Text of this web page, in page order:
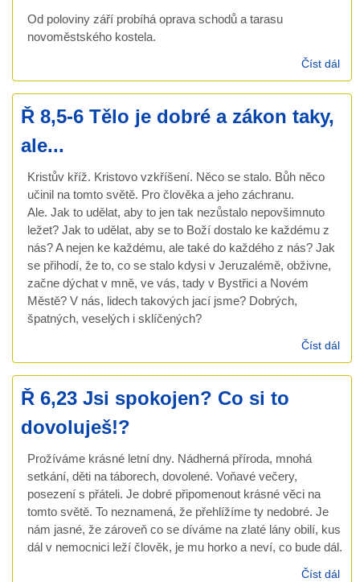
Od poloviny září probíhá oprava schodů a tarasu
novoměstského kostela.
Číst dál
Ř 8,5-6 Tělo je dobré a zákon taky,
ale...
Kristův kříž. Kristovo vzkříšení. Něco se stalo. Bůh něco
učinil na tomto světě. Pro člověka a jeho záchranu.
Ale. Jak to udělat, aby to jen tak nezůstalo nepovšimnuto
ležet? Jak to udělat, aby se to Boží dostalo ke každému z
nás? A nejen ke každému, ale také do každého z nás? Jak
se přihodí, že to, co se stalo kdysi v Jeruzalémě, obživne,
začne dýchat v mně, ve vás, tady v Bystřici a Novém
Městě? V nás, lidech takových jací jsme? Dobrých,
špatných, veselých i sklíčených?
Číst dál
Ř 6,23 Jsi spokojen? Co si to
dovoluješ!?
Prožíváme krásné letní dny. Nádherná příroda, mnohá
setkání, děti na táborech, dovolené. Voňavé večery,
posezení s přáteli. Je dobré připomenout krásné věci na
tomto světě. To neznamená, že přehlížíme ty nedobré. Je
nám jasné, že zároveň co se díváme na zlaté lány obilí, kus
dál v nemocnici leží člověk, je mu horko a neví, co bude dál.
Číst dál